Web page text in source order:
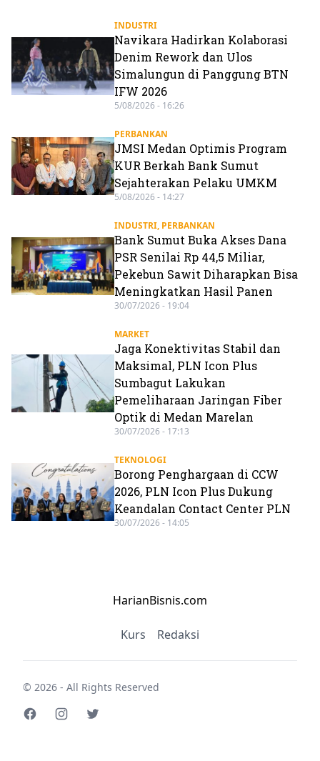
INDUSTRI
Navikara Hadirkan Kolaborasi
Denim Rework dan Ulos
Simalungun di Panggung BTN
IFW 2026
5/08/2026 - 16:26
PERBANKAN
JMSI Medan Optimis Program
KUR Berkah Bank Sumut
Sejahterakan Pelaku UMKM
5/08/2026 - 14:27
INDUSTRI, PERBANKAN
Bank Sumut Buka Akses Dana
PSR Senilai Rp 44,5 Miliar,
Pekebun Sawit Diharapkan Bisa
Meningkatkan Hasil Panen
30/07/2026 - 19:04
MARKET
Jaga Konektivitas Stabil dan
Maksimal, PLN Icon Plus
Sumbagut Lakukan
Pemeliharaan Jaringan Fiber
Optik di Medan Marelan
30/07/2026 - 17:13
TEKNOLOGI
Borong Penghargaan di CCW
2026, PLN Icon Plus Dukung
Keandalan Contact Center PLN
30/07/2026 - 14:05
HarianBisnis.com
Kurs Redaksi
© 2026 - All Rights Reserved